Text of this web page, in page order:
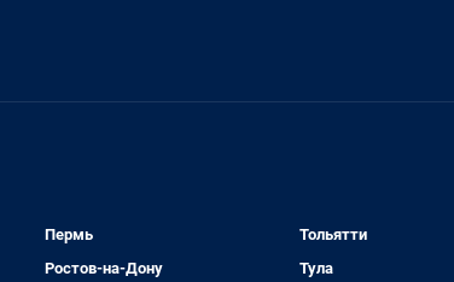
Пермь
Ростов-на-Дону
Тольятти
Тула